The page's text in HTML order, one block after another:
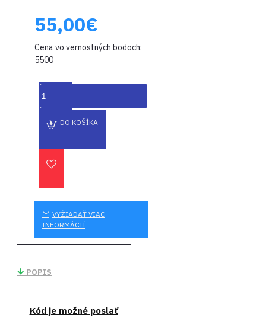
55,00€
Cena vo vernostných bodoch:
5500
DO KOŠÍKA
VYŽIADAŤ VIAC
INFORMÁCIÍ
POPIS
Kód je možné poslať